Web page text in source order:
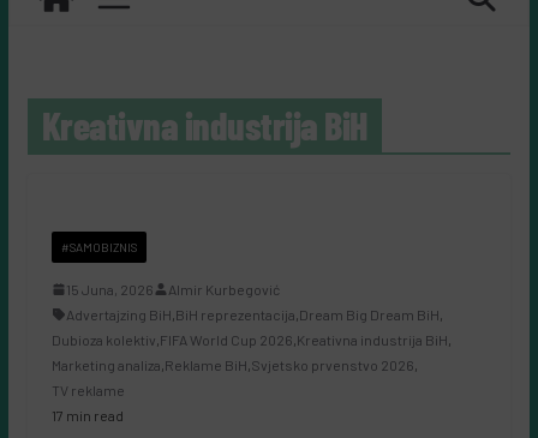
Kreativna industrija BiH
#SAMOBIZNIS
15 Juna, 2026
Almir Kurbegović
Advertajzing BiH,BiH reprezentacija,Dream Big Dream BiH,
Dubioza kolektiv,FIFA World Cup 2026,Kreativna industrija BiH,
Marketing analiza,Reklame BiH,Svjetsko prvenstvo 2026,
TV reklame
17 min read